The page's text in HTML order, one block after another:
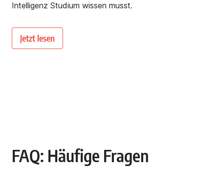
Intelligenz Studium wissen musst.
Jetzt lesen
FAQ: Häufige Fragen